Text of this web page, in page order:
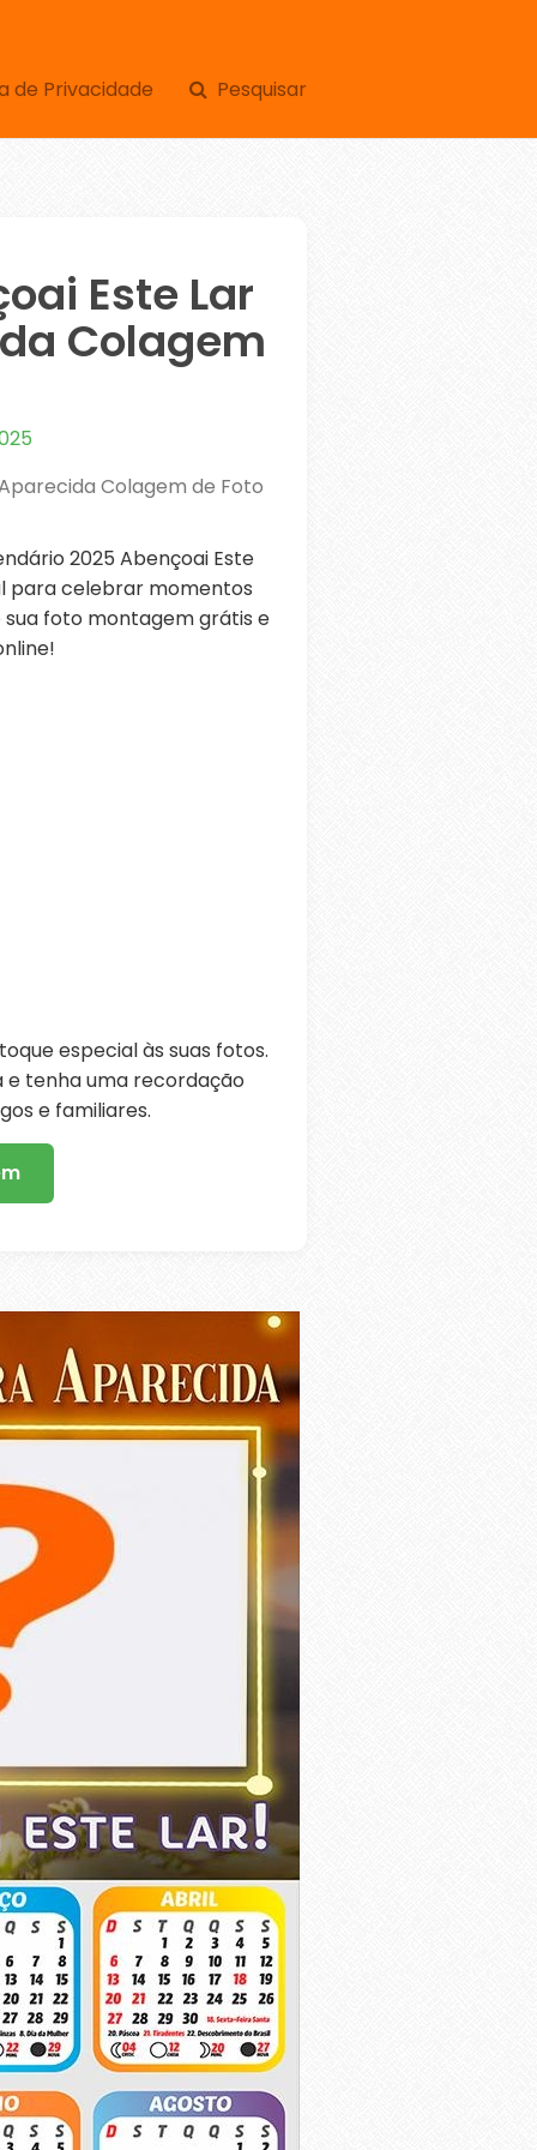
de Privacidade Pesquisar
Este Lar
Colagem
Colagem de Foto
2025 Abençoai Este
para celebrar momentos
sua foto montagem grátis e
especial às suas fotos.
e tenha uma recordação
e familiares.